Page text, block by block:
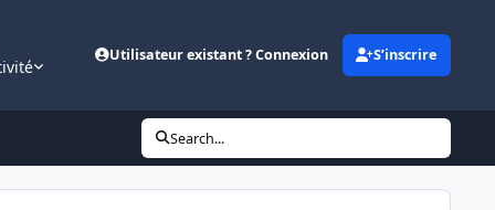
Utilisateur existant ? Connexion S’inscrire
Search...